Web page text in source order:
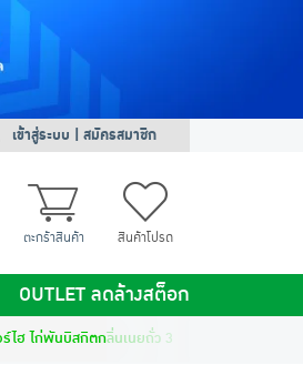
เข้าสู่ระบบ | สมัครสมาชิก
ตะกร้าสินค้า สินค้าโปรด
OUTLET ลดล้างสต็อก
ร์ไฮ ไก่พันบิสกิตกลิ่นเนยถั่ว 300 กรัม